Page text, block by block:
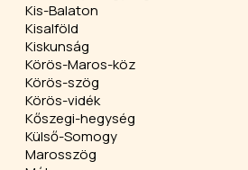
Kis-Balaton
Kisalföld
Kiskunság
Körös-Maros-köz
Körös-szög
Körös-vidék
Kőszegi-hegység
Külső-Somogy
Marosszög